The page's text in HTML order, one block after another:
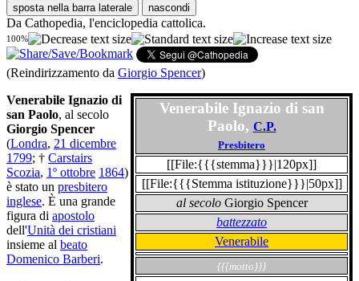
sposta nella barra laterale nascondi
Da Cathopedia, l'enciclopedia cattolica.
100%
(Reindirizzamento da Giorgio Spencer)
Venerabile Ignazio di san
Paolo, C.P.
Presbitero
[[File:{{{stemma}}}|120px]]
[[File:{{{Stemma istituzione}}}|50px]]
al secoloGiorgio Spencer
battezzato
Venerabile
{{{motto}}}
Venerabile Ignazio di
san Paolo, al secolo
Giorgio Spencer
(Londra, 21 dicembre
1799; † Carstairs
Scozia, 1º ottobre 1864)
è stato un presbitero
inglese. È una grande
figura di apostolo
dell'Unità dei cristiani
insieme al beato
Domenico Barberi.